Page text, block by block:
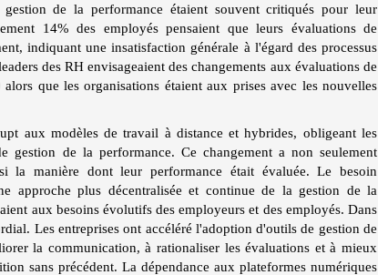
de la performance étaient souvent critiqués pour leur
14% des employés pensaient que leurs évaluations de
indiquant une insatisfaction générale à l'égard des processus
des RH envisageaient des changements aux évaluations de
que les organisations étaient aux prises avec les nouvelles
aux modèles de travail à distance et hybrides, obligeant les
gestion de la performance. Ce changement a non seulement
manière dont leur performance était évaluée. Le besoin
approche plus décentralisée et continue de la gestion de la
aux besoins évolutifs des employeurs et des employés. Dans
Les entreprises ont accéléré l'adoption d'outils de gestion de
la communication, à rationaliser les évaluations et à mieux
sans précédent. La dépendance aux plateformes numériques